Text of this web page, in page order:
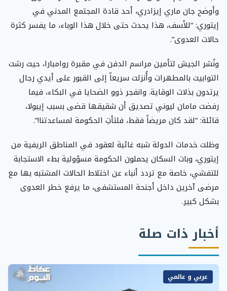
وأوضح جان ماري إيزادري، أحد قادة المجتمع المدني في
إيتوري: “للأسف، هذا يحدث حتى خلال هذا الوباء، ما يفسر كثرة
حالات العدوى”.
ونُشر الجيش لتأمين مراسم الدفن في مقبرة روامبارا، حيث رشت
التوابيت بالمطهرات وأُنزلت سريعاً إلى القبور على أيدي رجال
يرتدون بذلات الوقاية. وانفجر ذوو الضحايا في البكاء، فيما
رفضت مامان ليوني تصديق أن شقيقها قضى بسبب إيبولا،
قائلة: “لقد كان مريضاً فقط، فلتأتِ الحكومة لمساعدتنا!”.
وظلت خدمات الدولة شبه غائبة لعقود في المناطق الريفية من
إيتوري، وبات السكان يحملون الحكومة مسؤولية بطء الاستجابة
للتفشي، خاصة مع تردد أنباء عن اختلاط الحالات المشتبه بها مع
مرضى آخرين داخل أجنحة المستشفى، ما يرفع خطر العدوى
بشكل كبير.
أخبار ذات صلة
عربي و عالمي